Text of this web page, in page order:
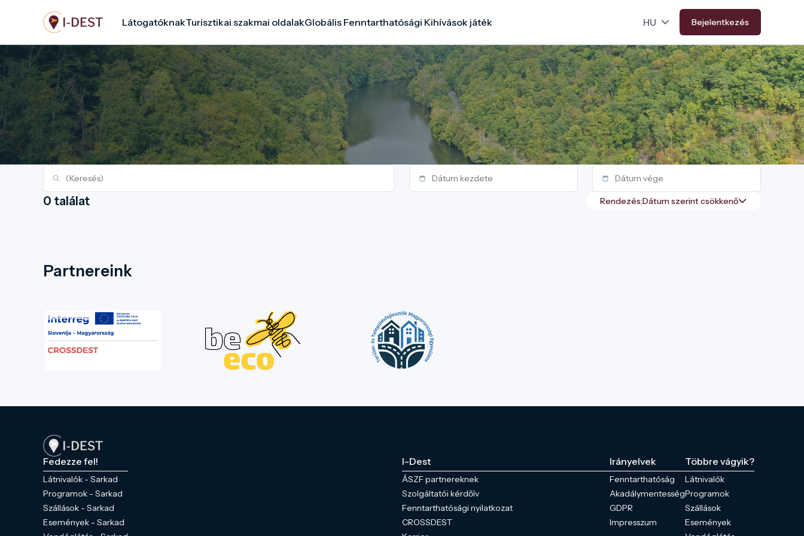
tartalomra
LátogatóknakTurisztikai szakmai oldalakGlobális Fenntarthatósági Kihívások játék Bejelentkezés
0 találat Rendezés:
Partnereink
Fedezze fel!
Látnivalók - Sarkad
Programok - Sarkad
Szállások - Sarkad
Események - Sarkad
I-Dest
ÁSZF partnereknek
Szolgáltatói kérdőív
Fenntarthatósági nyilatkozat
CROSSDEST
Irányelvek
Fenntarthatóság
Akadálymentesség
GDPR
Impresszum
Többre vágyik?
Látnivalók
Programok
Szállások
Események